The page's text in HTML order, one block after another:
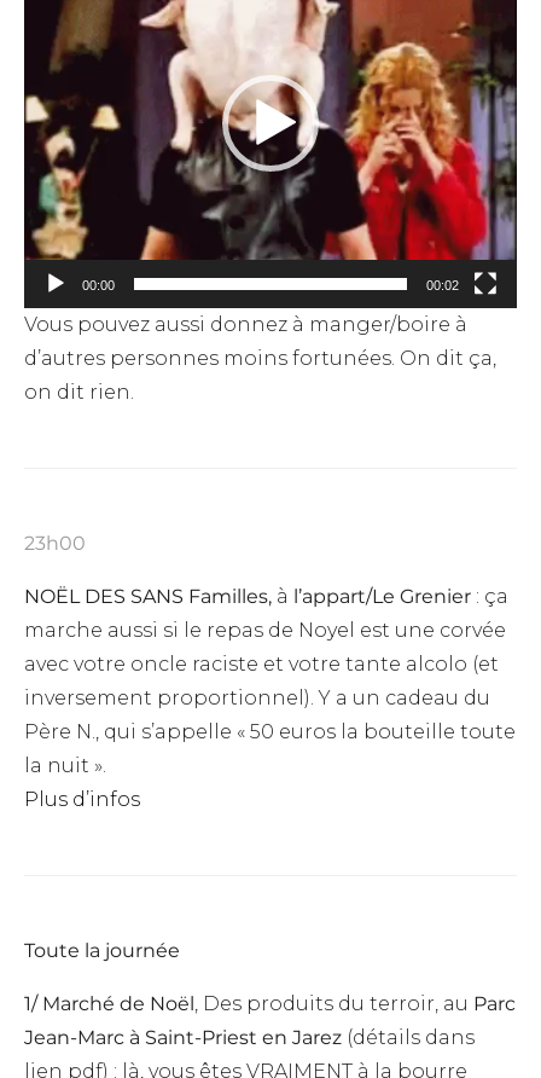
00:00 00:02
Vous pouvez aussi donnez à manger/boire à
d’autres personnes moins fortunées. On dit ça,
on dit rien.
23h00
NOËL DES SANS Familles, à l’appart/Le Grenier : ça
marche aussi si le repas de Noyel est une corvée
avec votre oncle raciste et votre tante alcolo (et
inversement proportionnel). Y a un cadeau du
Père N., qui s’appelle « 50 euros la bouteille toute
la nuit ».
Plus d’infos
Toute la journée
1/ Marché de Noël , Des produits du terroir, au Parc
Jean-Marc à Saint-Priest en Jarez (détails dans
lien pdf) : là, vous êtes VRAIMENT à la bourre